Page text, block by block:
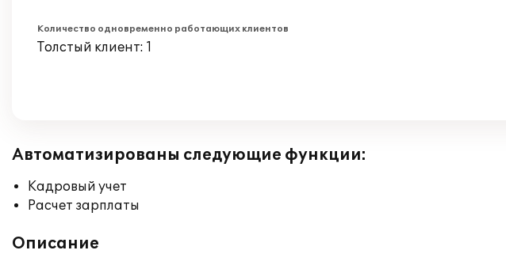
Количество одновременно работающих клиентов
Толстый клиент: 1
Автоматизированы следующие функции:
Кадровый учет
Расчет зарплаты
Описание